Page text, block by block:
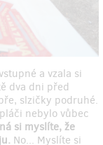
a vzala si
dva dni před
slzičky podruhé.
nebylo vůbec
si myslíte, že
No... Myslíte si